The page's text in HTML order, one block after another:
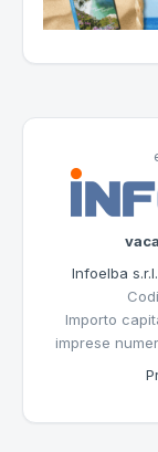
Infoelba s.r.l.
Importo
imprese